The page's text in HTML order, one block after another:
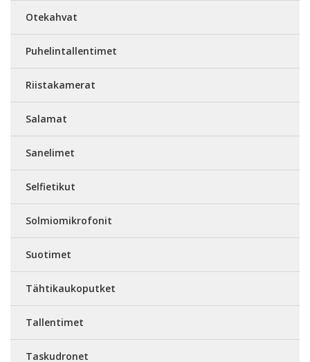
Otekahvat
Puhelintallentimet
Riistakamerat
Salamat
Sanelimet
Selfietikut
Solmiomikrofonit
Suotimet
Tähtikaukoputket
Tallentimet
Taskudronet